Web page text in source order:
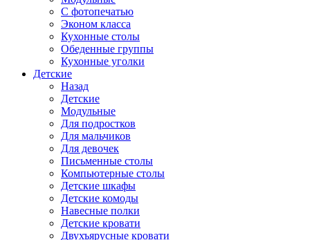
С фотопечатью
Эконом класса
Кухонные столы
Обеденные группы
Кухонные уголки
Детские
Назад
Детские
Модульные
Для подростков
Для мальчиков
Для девочек
Письменные столы
Компьютерные столы
Детские шкафы
Детские комоды
Навесные полки
Детские кровати
Двухъярусные кровати